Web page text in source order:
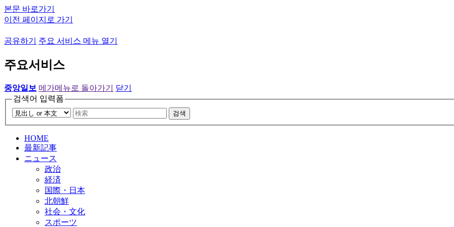
본문 바로가기
이전 페이지로 가기
공유하기 주요 서비스 메뉴 열기
주요서비스
중앙일보 메가메뉴로 돌아가기
닫기
검색어 입력폼
검색
HOME
最新記事
ニュース
政治
経済
国際・日本
北朝鮮
社会・文化
スポーツ